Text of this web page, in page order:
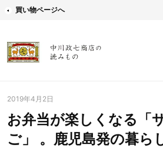
買い物ページへ
2019年4月2日
お弁当が楽しくなる「
ご」 。鹿児島発の暮ら